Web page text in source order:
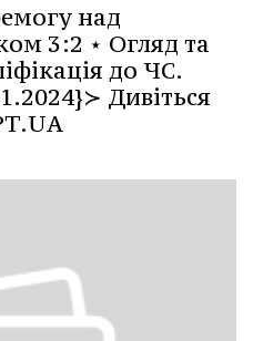
над
3:2 ⋆ Огляд та
до ЧС.
Дивіться